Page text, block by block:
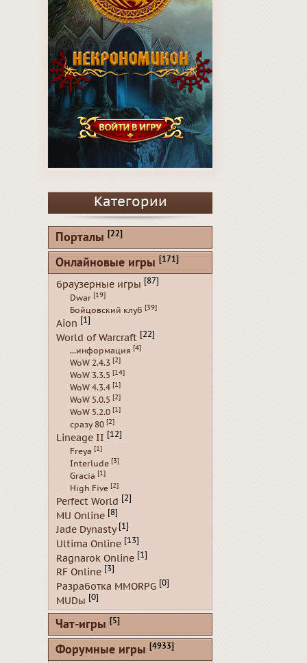
Категории
Порталы [22]
Онлайновые игры [171]
браузерные игры [87]
Dwar [19]
Бойцовский клуб [39]
Aion [1]
World of Warcraft [22]
...информация [4]
WoW 2.4.3 [2]
WoW 3.3.5 [14]
WoW 4.3.4 [1]
WoW 5.0.5 [2]
WoW 5.2.0 [1]
сразу 80 [2]
Lineage II [12]
Freya [1]
Interlude [3]
Gracia [1]
High Five [2]
Perfect World [2]
MU Online [8]
Jade Dynasty [1]
Ultima Online [13]
Ragnarok Online [1]
RF Online [3]
Разработка MMORPG [0]
MUDы [0]
Чат-игры [5]
Форумные игры [4933]